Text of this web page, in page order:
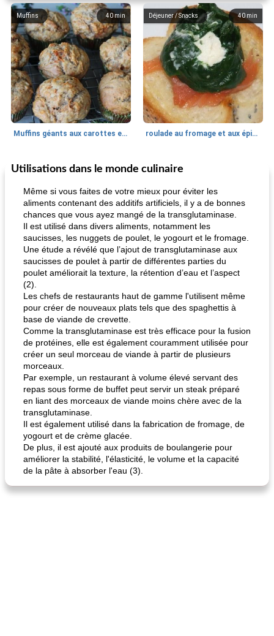
40 min
Muffins
Muffins géants aux carottes et à la banane de Nif
40 min
Déjeuner / Snacks
roulade au fromage et aux épinards
30min
Marques de confiance: recettes et
fiesta tostadas
Viande et volaille
Utilisations dans le monde culinaire
Même si vous faites de votre mieux pour éviter les
aliments contenant des additifs artificiels, il y a de bonnes
chances que vous ayez mangé de la transglutaminase.
Il est utilisé dans divers aliments, notamment les
saucisses, les nuggets de poulet, le yogourt et le fromage.
Une étude a révélé que l’ajout de transglutaminase aux
saucisses de poulet à partir de différentes parties du
poulet améliorait la texture, la rétention d’eau et l’aspect
(2).
Les chefs de restaurants haut de gamme l'utilisent même
pour créer de nouveaux plats tels que des spaghettis à
base de viande de crevette.
Comme la transglutaminase est très efficace pour la fusion
de protéines, elle est également couramment utilisée pour
créer un seul morceau de viande à partir de plusieurs
morceaux.
Par exemple, un restaurant à volume élevé servant des
repas sous forme de buffet peut servir un steak préparé
en liant des morceaux de viande moins chère avec de la
transglutaminase.
Il est également utilisé dans la fabrication de fromage, de
yogourt et de crème glacée.
De plus, il est ajouté aux produits de boulangerie pour
améliorer la stabilité, l'élasticité, le volume et la capacité
de la pâte à absorber l'eau (3).